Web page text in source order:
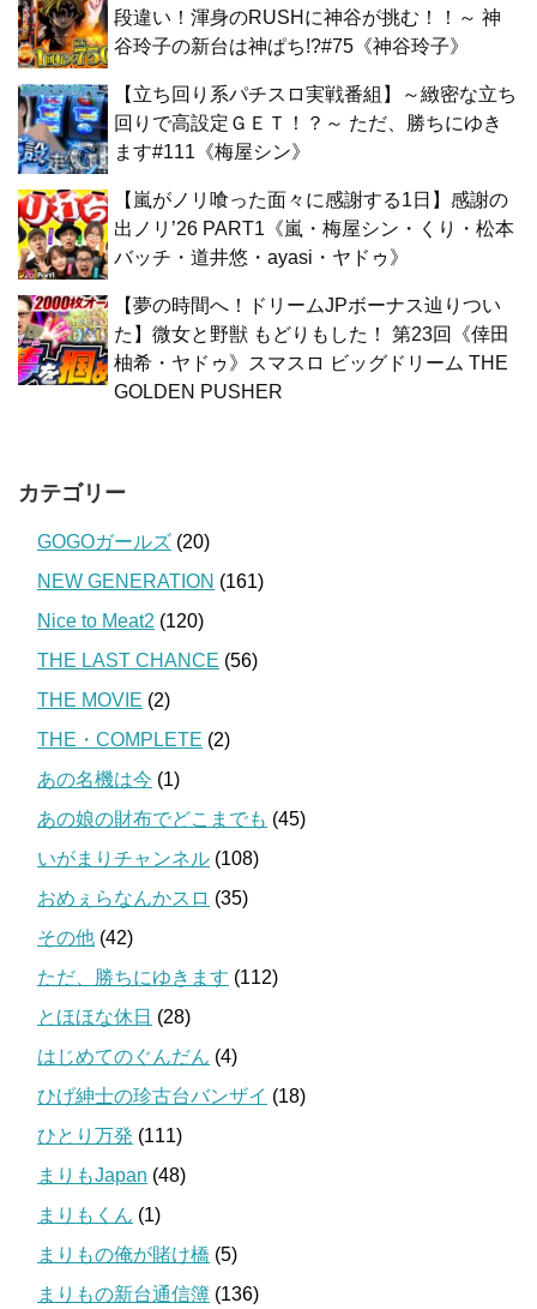
段違い！渾身のRUSHに神谷が挑む！！～ 神
谷玲子の新台は神ぱち!?#75《神谷玲子》
【立ち回り系パチスロ実戦番組】～緻密な立ち
回りで高設定ＧＥＴ！？～ ただ、勝ちにゆき
ます#111《梅屋シン》
【嵐がノリ喰った面々に感謝する1日】感謝の
出ノリ’26 PART1《嵐・梅屋シン・くり・松本
バッチ・道井悠・ayasi・ヤドゥ》
【夢の時間へ！ドリームJPボーナス辿りつい
た】微女と野獣 もどりもした！ 第23回《倖田
柚希・ヤドゥ》スマスロ ビッグドリーム THE
GOLDEN PUSHER
カテゴリー
GOGOガールズ (20)
NEW GENERATION (161)
Nice to Meat2 (120)
THE LAST CHANCE (56)
THE MOVIE (2)
THE・COMPLETE (2)
あの名機は今 (1)
あの娘の財布でどこまでも (45)
いがまりチャンネル (108)
おめぇらなんかスロ (35)
その他 (42)
ただ、勝ちにゆきます (112)
とほほな休日 (28)
はじめてのぐんだん (4)
ひげ紳士の珍古台バンザイ (18)
ひとり万発 (111)
まりもJapan (48)
まりもくん (1)
まりもの俺が賭け橋 (5)
まりもの新台通信簿 (136)